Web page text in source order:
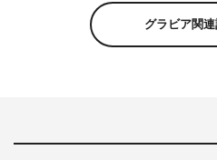
篠原涼子主演映画「ウェディ
日（土）公開）の主題歌とし
グラビア関